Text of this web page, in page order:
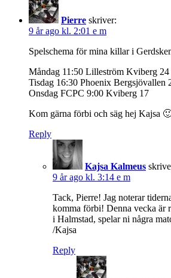
Pierre skriver:
9 år ago kl. 2:01 e m
Spelschema för mina killar i
Måndag 11:50 Lilleström Kviberg 24
Tisdag 16:30 Phoenix Bergsjövallen
Onsdag FCPC 9:00 Kviberg 17
Kom gärna förbi och säg hej Kajsa
Reply
Kajsa Kalmeus
9 år ago kl. 3:14 e m
Tack, Pierre! Jag noterar
komma förbi! Denna vecka är
i Halmstad, spelar ni några
/Kajsa
Reply